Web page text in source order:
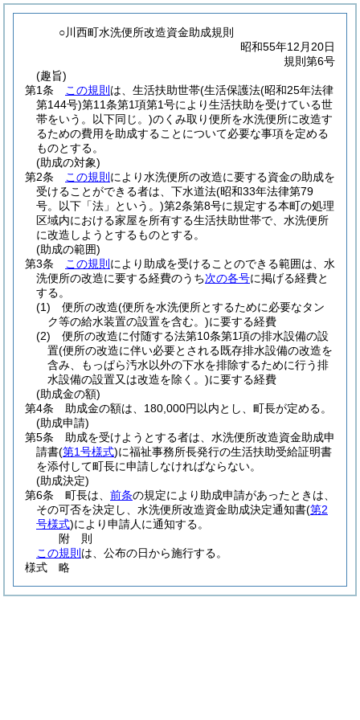
○川西町水洗便所改造資金助成規則
昭和55年12月20日
規則第6号
(趣旨)
第1条
この規則 は、生活扶助世帯(生活保護法(昭和25年法律
第144号)第11条第1項第1号により生活扶助を受けている世
帯をいう。以下同じ。)のくみ取り便所を水洗便所に改造す
るための費用を助成することについて必要な事項を定める
ものとする。
(助成の対象)
第2条
この規則 により水洗便所の改造に要する資金の助成を
受けることができる者は、下水道法(昭和33年法律第79
号。以下「法」という。)第2条第8号に規定する本町の処理
区域内における家屋を所有する生活扶助世帯で、水洗便所
に改造しようとするものとする。
(助成の範囲)
第3条
この規則 により助成を受けることのできる範囲は、水
洗便所の改造に要する経費のうち次の各号に掲げる経費と
する。
(1)
便所の改造(便所を水洗便所とするために必要なタン
ク等の給水装置の設置を含む。)に要する経費
(2)
便所の改造に付随する法第10条第1項の排水設備の設
置(便所の改造に伴い必要とされる既存排水設備の改造を
含み、もっぱら汚水以外の下水を排除するために行う排
水設備の設置又は改造を除く。)に要する経費
(助成金の額)
第4条
助成金の額は、180,000円以内とし、町長が定める。
(助成申請)
第5条
助成を受けようとする者は、水洗便所改造資金助成申
請書(第1号様式)に福祉事務所長発行の生活扶助受給証明書
を添付して町長に申請しなければならない。
(助成決定)
第6条
町長は、 前条の規定により助成申請があったときは、
その可否を決定し、水洗便所改造資金助成決定通知書(第2
号様式)により申請人に通知する。
附 則
この規則 は、公布の日から施行する。
様式 略